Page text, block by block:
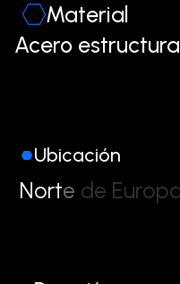
Material
Acero
Ubicación
Norte de Europ